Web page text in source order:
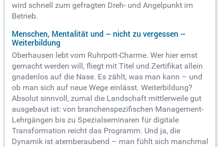
wird schnell zum gefragten Dreh- und Angelpunkt im
Betrieb.
Menschen, Mentalität und – nicht zu vergessen –
Weiterbildung
Oberhausen lebt vom Ruhrpott-Charme. Wer hier ernst
gemacht werden will, fliegt mit Titel und Zertifikat allein
gnadenlos auf die Nase. Es zählt, was man kann – und
ob man sich auf neue Wege einlässt. Weiterbildung?
Absolut sinnvoll, zumal die Landschaft mittlerweile gut
ausgebaut ist: von branchenspezifischen Management-
Lehrgängen bis zu Spezialseminaren für digitale
Transformation reicht das Programm. Und ja, die
Dynamik ist atemberaubend – man fühlt sich manchmal